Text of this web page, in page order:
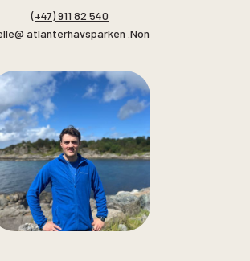
(+47) 911 82 540
atlanterhavsparken .Non